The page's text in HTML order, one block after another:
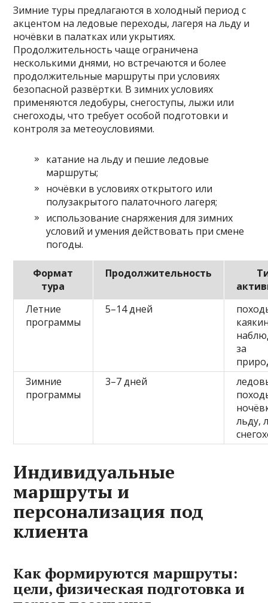
Зимние туры предлагаются в холодный период с
акцентом на ледовые переходы, лагеря на льду и
ночёвки в палатках или укрытиях.
Продолжительность чаще ограничена
несколькими днями, но встречаются и более
продолжительные маршруты при условиях
безопасной развёртки. В зимних условиях
применяются ледобуры, снегоступы, лыжи или
снегоходы, что требует особой подготовки и
контроля за метеоусловиями.
катание на льду и пешие ледовые
маршруты;
ночёвки в условиях открытого или
полузакрытого палаточного лагеря;
использование снаряжения для зимних
условий и умения действовать при смене
погоды.
Формат
тура
Продолжительность
Летние
программы
5–14 дней
за
Зимние
программы
3–7 дней
льду,
Индивидуальные
маршруты и
персонализация под
клиента
Как формируются маршруты:
цели, физическая подготовка и